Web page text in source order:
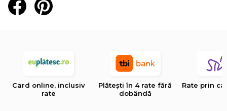
Card online, inclusiv
rate
Plătești în 4 rate fără
dobândă
Rate prin